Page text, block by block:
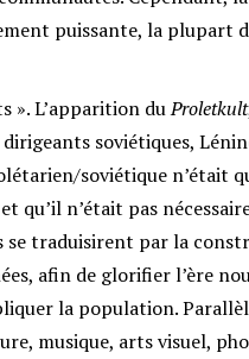
puissante, la plupart
». L’apparition duProletkult
soviétiques,
soviétique n’était
qu’il n’était pas
se traduisirent par la
afin de glorifier l’ère
la population.
musique, arts visuel,